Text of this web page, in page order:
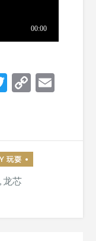
Twitter
Copy
, 龙芯